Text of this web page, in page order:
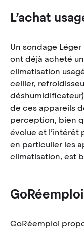
L’achat
Un sondage
ont déjà acheté
climatisation
cellier,
de ces appareils
perception, bien
évolue et l’intérêt
en particulier les
climatisation, est
GoRéemploi